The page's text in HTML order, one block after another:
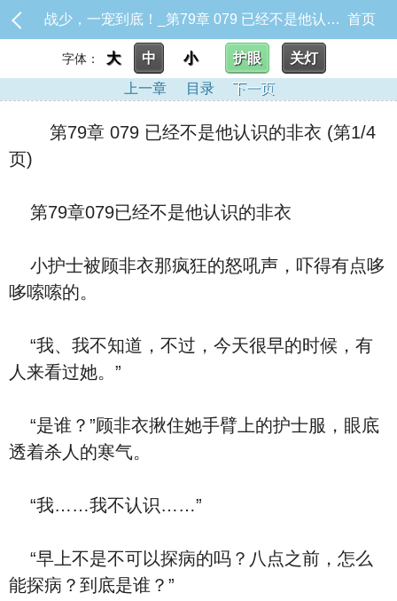
战少，一宠到底！_第79章 079 已经不是他认识的非衣 首页
字体： 大 中 小 护眼
关灯
上一章
目录 下一页
第79章 079 已经不是他认识的非衣 (第1/4
页)
第79章079已经不是他认识的非衣
小护士被顾非衣那疯狂的怒吼声，吓得有点哆
哆嗦嗦的。
“我、我不知道，不过，今天很早的时候，有
人来看过她。”
“是谁？”顾非衣揪住她手臂上的护士服，眼底
透着杀人的寒气。
“我……我不认识……”
“早上不是不可以探病的吗？八点之前，怎么
能探病？到底是谁？”